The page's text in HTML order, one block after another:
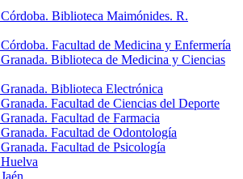
Biblioteca Maimónides. R.
Facultad de Medicina y Enfermería
Biblioteca de Medicina y Ciencias
Biblioteca Electrónica
Facultad de Ciencias del Deporte
Facultad de Farmacia
Facultad de Odontología
Facultad de Psicología